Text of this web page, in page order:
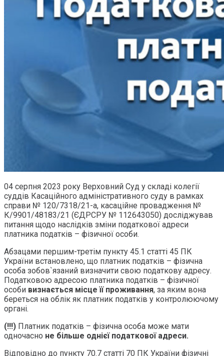
04 серпня 2023 року Верховний Суд у складі колегії
суддів Касаційного адміністративного суду в рамках
справи № 120/7318/21-а, касаційне провадження №
К/9901/48183/21 (ЄДРСРУ № 112643050) досліджував
питання щодо наслідків зміни податкової адреси
платника податків – фізичної особи.
Абзацами першим-третім пункту 45.1 статті 45 ПК
України встановлено, що платник податків – фізична
особа зобов`язаний визначити свою податкову адресу.
Податковою адресою платника податків – фізичної
особи визнається місце її проживання, за яким вона
береться на облік як платник податків у контролюючому
органі.
(!!!) Платник податків – фізична особа може мати
одночасно не більше однієї податкової адреси.
Відповідно до пункту 70.7 статті 70 ПК України фізичні